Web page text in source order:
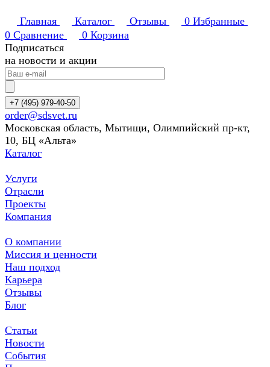
Главная Каталог Отзывы 0 Избранные
0 Сравнение 0 Корзина
Подписаться
на новости и акции
+7 (495) 979-40-50
order@sdsvet.ru
Московская область, Мытищи, Олимпийский пр-кт,
10, БЦ «Альта»
Каталог
Услуги
Отрасли
Проекты
Компания
О компании
Миссия и ценности
Наш подход
Карьера
Отзывы
Блог
Статьи
Новости
События